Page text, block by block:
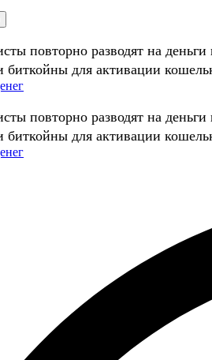
повторно разводят на
биткойны для активации
повторно разводят на
биткойны для активации